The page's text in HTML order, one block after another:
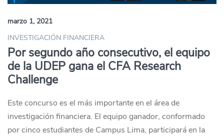
marzo 1, 2021
INVESTIGACIÓN FINANCIERA
Por segundo año consecutivo, el equipo
de la UDEP gana el CFA Research
Challenge
Este concurso es el más importante en el área de
investigación financiera. El equipo ganador, conformado
por cinco estudiantes de Campus Lima, participará en la